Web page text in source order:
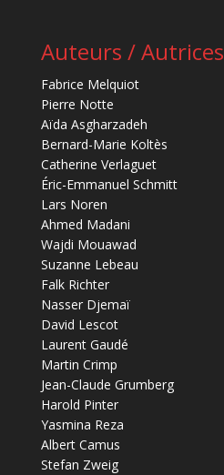
Auteurs / Autrices
Fabrice Melquiot
Pierre Notte
Aïda Asgharzadeh
Bernard-Marie Koltès
Catherine Verlaguet
Éric-Emmanuel Schmitt
Lars Noren
Ahmed Madani
Wajdi Mouawad
Suzanne Lebeau
Falk Richter
Nasser Djemaï
David Lescot
Laurent Gaudé
Martin Crimp
Jean-Claude Grumberg
Harold Pinter
Yasmina Reza
Albert Camus
Stefan Zweig